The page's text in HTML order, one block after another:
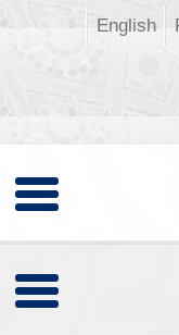
English